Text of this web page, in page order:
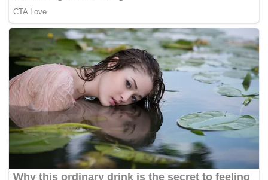
Presiden Prabowo Subianto menyetujui pencabutan
moratorium pengiriman pekerja migran Indonesia
(PMI) ke Arab Saudi. Pencabutan dilakukan saat
Presiden menerima masukan dari Karding
dilayangkan di Istana Merdeka, Jumat kemarin.
Karding melaporkan rencana pembukaan kembali
kerja sama bilateral terkait penempatan PMI di Arab
Saudi. Moratorium diberlakukan sejak 2015.(*)